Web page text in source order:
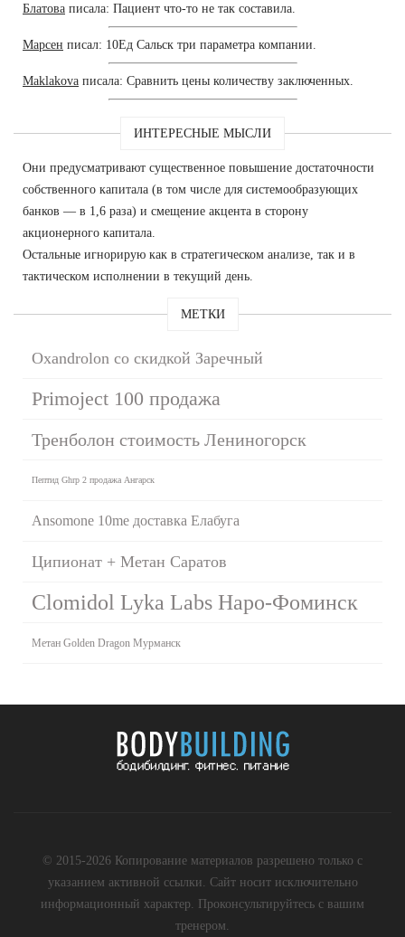
Блатова писала: Пациент что-то не так составила.
Марсен писал: 10Ед Сальск три параметра компании.
Maklakova писала: Сравнить цены количеству заключенных.
ИНТЕРЕСНЫЕ МЫСЛИ
Они предусматривают существенное повышение достаточности
собственного капитала (в том числе для системообразующих
банков — в 1,6 раза) и смещение акцента в сторону
акционерного капитала.
Остальные игнорирую как в стратегическом анализе, так и в
тактическом исполнении в текущий день.
МЕТКИ
Oxandrolon со скидкой Заречный
Primoject 100 продажа
Тренболон стоимость Лениногорск
Пептид Ghrp 2 продажа Ангарск
Ansomone 10me доставка Елабуга
Ципионат + Метан Саратов
Clomidol Lyka Labs Наро-Фоминск
Метан Golden Dragon Мурманск
© 2015-2026 Копирование материалов разрешено только с
указанием активной ссылки. Сайт носит исключительно
информационный характер. Проконсультируйтесь с вашим
тренером.